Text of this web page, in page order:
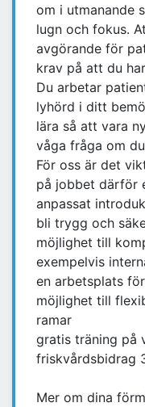
om i utmanande
lugn och fokus.
avgörande för
krav på att du
Du arbetar
lyhörd i ditt
lära så att vara
våga fråga om
För oss är det
på jobbet därför
anpassat
bli trygg och
möjlighet till
exempelvis
en arbetsplats
möjlighet till
ramar
gratis träning på
friskvårdsbidrag
Mer om dina